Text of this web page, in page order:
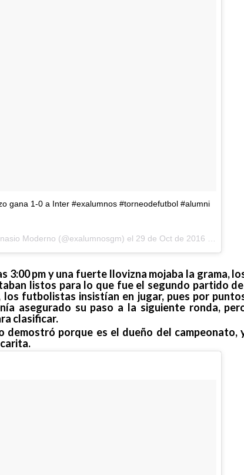
gana 1-0 a Inter #exalumnos #torneodefutbol #alumni
Moderno (@exalumnosgm) el 29 de Oct de 2016 a la(s) 12:25 PDT
3:00 pm y una fuerte llovizna mojaba la grama,
listos para lo que fue el segundo partido
los futbolistas insistían en jugar, pues por
asegurado su paso a la siguiente ronda,
clasificar.
demostró porque es el dueño del campeonato,